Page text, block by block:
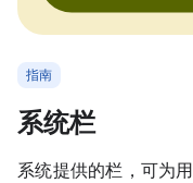
指南
系统栏
系统提供的栏，可为